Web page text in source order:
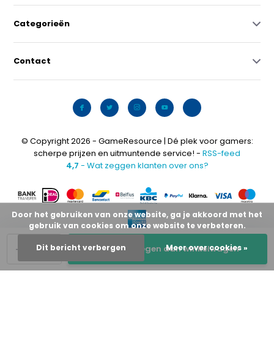
+
- Toevoegen aan winkelwagen
Categorieën
Contact
© Copyright 2026 - GameResource | Dé plek voor gamers:
scherpe prijzen en uitmuntende service! - RSS-feed
4,7 - Wat zeggen klanten over ons?
Door het gebruiken van onze website, ga je akkoord met het
gebruik van cookies om onze website te verbeteren.
Dit bericht verbergen Meer over cookies »